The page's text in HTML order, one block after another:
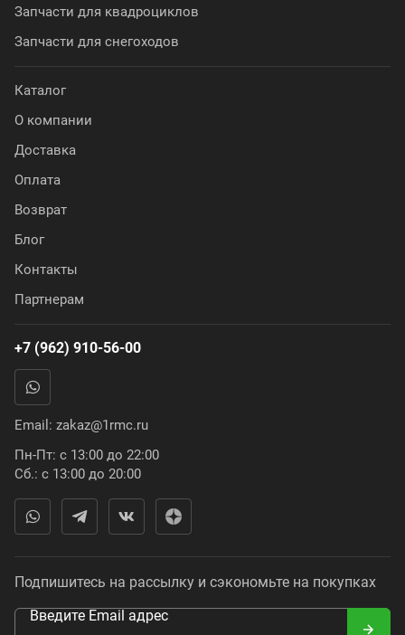
Запчасти для квадроциклов
Запчасти для снегоходов
Каталог
О компании
Доставка
Оплата
Возврат
Блог
Контакты
Партнерам
+7 (962) 910-56-00
Email: zakaz@1rmc.ru
Пн-Пт: с 13:00 до 22:00
Сб.: с 13:00 до 20:00
Подпишитесь на рассылку и сэкономьте на покупках
Введите Email адрес